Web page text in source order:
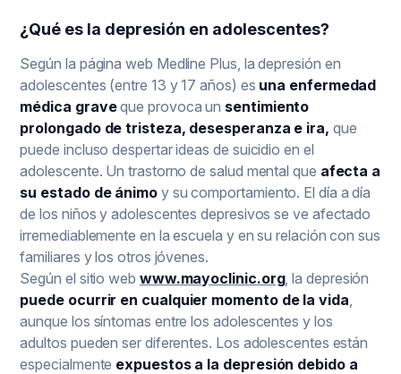
¿Qué es la depresión en adolescentes?
Según la página web Medline Plus, la depresión en
adolescentes (entre 13 y 17 años) es una enfermedad
médica graveque provoca un sentimiento
prolongado de tristeza, desesperanza e ira, que
puede incluso despertar ideas de suicidio en el
adolescente. Un trastorno de salud mental que afecta a
su estado de ánimoy su comportamiento. El día a día
de los niños y adolescentes depresivos se ve afectado
irremediablemente en la escuela y en su relación con sus
familiares y los otros jóvenes.
Según el sitio web www.mayoclinic.org, la depresión
puede ocurrir en cualquier momento de la vida
aunque los síntomas entre los adolescentes y los
adultos pueden ser diferentes. Los adolescentes están
especialmente expuestos a la depresión debido a